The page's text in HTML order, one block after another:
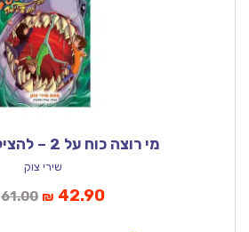
מי רוצה כוח על 2 – להציל את צלילה
שירי צוק
61.00המחיר
₪ 42.90המחיר